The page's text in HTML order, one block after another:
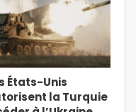
États-Unis
la Turquie